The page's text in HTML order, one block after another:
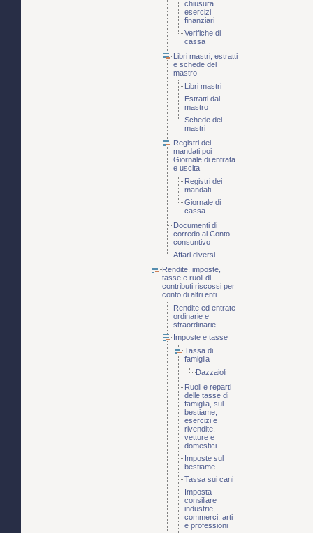
chiusura
esercizi
finanziari
Verifiche di
cassa
Libri mastri, estratti
e schede del
mastro
Libri mastri
Estratti dal
mastro
Schede dei
mastri
Registri dei
mandati poi
Giornale di entrata
e uscita
Registri dei
mandati
Giornale di
cassa
Documenti di
corredo al Conto
consuntivo
Affari diversi
Rendite, imposte,
tasse e ruoli di
contributi riscossi per
conto di altri enti
Rendite ed entrate
ordinarie e
straordinarie
Imposte e tasse
Tassa di
famiglia
Dazzaioli
Ruoli e reparti
delle tasse di
famiglia, sul
bestiame,
esercizi e
rivendite,
vetture e
domestici
Imposte sul
bestiame
Tassa sui cani
Imposta
consiliare
industrie,
commerci, arti
e professioni